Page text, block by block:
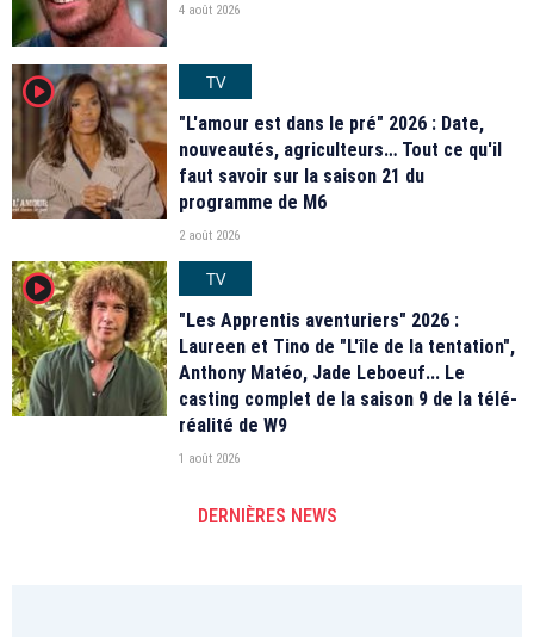
4 août 2026
player2
TV
"L'amour est dans le pré" 2026 : Date,
nouveautés, agriculteurs… Tout ce qu'il
faut savoir sur la saison 21 du
programme de M6
2 août 2026
player2
TV
"Les Apprentis aventuriers" 2026 :
Laureen et Tino de "L'île de la tentation",
Anthony Matéo, Jade Leboeuf... Le
casting complet de la saison 9 de la télé-
réalité de W9
1 août 2026
DERNIÈRES NEWS